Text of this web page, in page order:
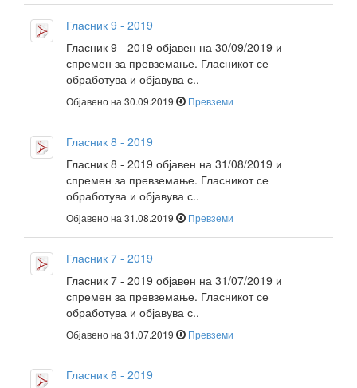
Гласник 9 - 2019
Гласник 9 - 2019 објавен на 30/09/2019 и
спремен за превземање. Гласникот се
обработува и објавува с..
Објавено на 30.09.2019 Превземи
Гласник 8 - 2019
Гласник 8 - 2019 објавен на 31/08/2019 и
спремен за превземање. Гласникот се
обработува и објавува с..
Објавено на 31.08.2019 Превземи
Гласник 7 - 2019
Гласник 7 - 2019 објавен на 31/07/2019 и
спремен за превземање. Гласникот се
обработува и објавува с..
Објавено на 31.07.2019 Превземи
Гласник 6 - 2019